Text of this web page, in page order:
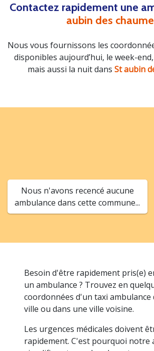
Contactez rapidement une
aubin des
Nous vous fournissons les
disponibles aujourd’hui, le week-
mais aussi la nuit dans St aubin
Nous n'avons recencé aucune
ambulance dans cette commune...
Besoin d'être rapidement pris(e)
un ambulance ? Trouvez en
coordonnées d'un taxi ambulance
ville ou dans une ville voisine.
Les urgences médicales doivent
rapidement. C'est pourquoi notre